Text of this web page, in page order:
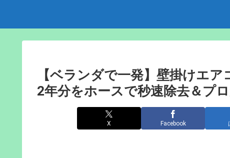
【ベランダで一発】壁掛けエ
2年分をホースで秒速除去＆プ
X Facebook